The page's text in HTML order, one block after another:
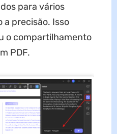
para vários
a precisão. Isso
o compartilhamento
PDF.